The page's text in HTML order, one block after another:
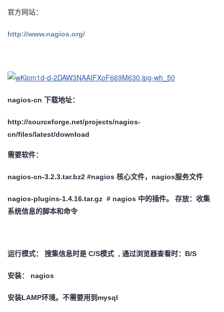
证
实
验
的
收
藏
议
官方网站：
http://www.nagios.org/
nagios-cn 下载地址：
http://sourceforge.net/projects/nagios-
cn/files/latest/download
需要软件：
nagios-cn-3.2.3.tar.bz2 #nagios 核心文件，nagios服务文件
nagios-plugins-1.4.16.tar.gz # nagios 中的插件。 存放：收集
系统信息的脚本和命令
运行模式： 搜集信息时是 C/S模式 , 通过浏览器查看时：B/S
安装： nagios
安装LAMP环境。不需要用到mysql